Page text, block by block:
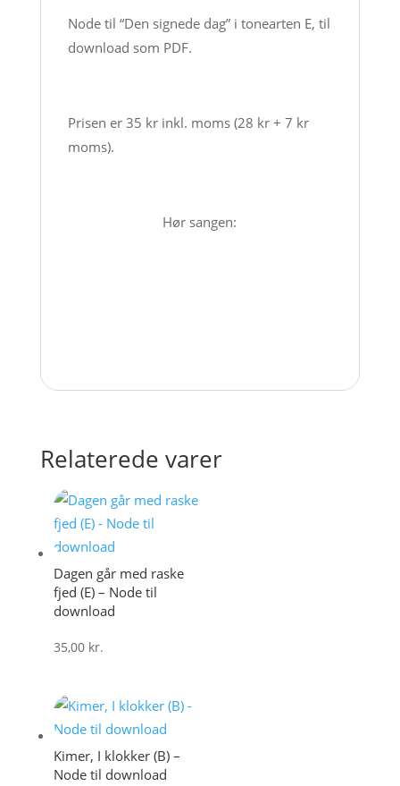
Node til “Den signede dag” i tonearten E, til
download som PDF.
Prisen er 35 kr inkl. moms (28 kr + 7 kr
moms).
Hør sangen:
Relaterede varer
Dagen går med raske
fjed (E) – Node til
download
35,00 kr.
Kimer, I klokker (B) –
Node til download